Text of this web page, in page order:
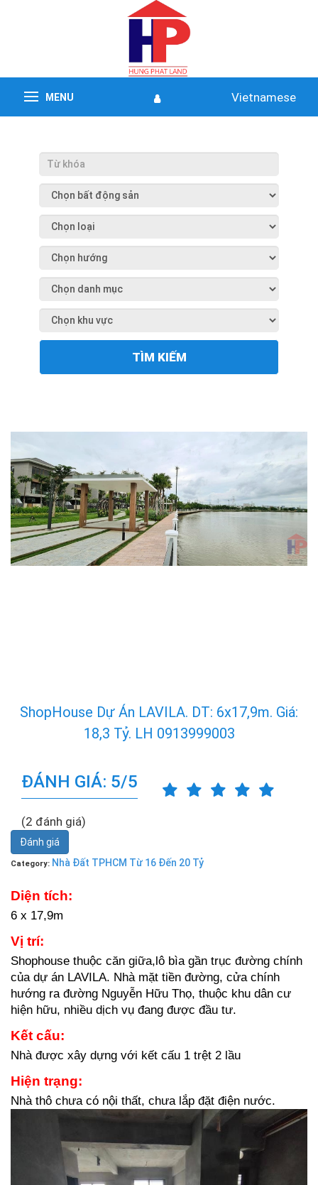
MENU Vietnamese
TÌM KIẾM
ShopHouse Dự Án LAVILA. DT: 6x17,9m. Giá:
18,3 Tỷ. LH 0913999003
ĐÁNH GIÁ: 5/5
(2 đánh giá)
Đánh giá
Category: Nhà Đất TPHCM Từ 16 Đến 20 Tỷ
Diện tích:
6 x 17,9m
Vị trí:
Shophouse thuộc căn giữa,lô bìa gần trục đường chính
của dự án LAVILA. Nhà mặt tiền đường, cửa chính
hướng ra đường Nguyễn Hữu Thọ, thuộc khu dân cư
hiện hữu, nhiều dịch vụ đang được đầu tư.
Kết cấu:
Nhà được xây dựng với kết cấu 1 trệt 2 lầu
Hiện trạng:
Nhà thô chưa có nội thất, chưa lắp đặt điện nước.